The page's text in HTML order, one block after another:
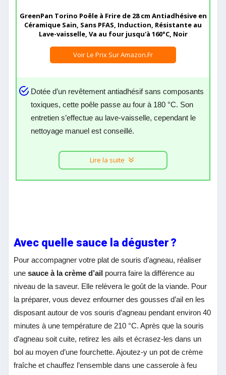
GreenPan Torino Poêle à Frire de 28 cm Antiadhésive en
Céramique Sain, Sans PFAS, Induction, Résistante au
Lave-vaisselle, Va au four jusqu'à 160°C, Noir
Voir Le Prix Sur Amazon.fr
Dotée d’un revêtement antiadhésif sans composants
toxiques, cette poêle passe au four à 180 °C. Son
entretien s’effectue au lave-vaisselle, cependant le
nettoyage manuel est conseillé.
Lire la suite
Avec quelle sauce la déguster ?
Pour accompagner votre plat de souris d’agneau, réaliser
unesauce à la crème d’ail pourra faire la différence au
niveau de la saveur. Elle relèvera le goût de la viande. Pour
la préparer, vous devez enfourner des gousses d’ail en les
disposant autour de vos souris d’agneau pendant environ 40
minutes à une température de 210 °C. Après que la souris
d’agneau soit cuite, retirez les ails et écrasez-les dans un
bol au moyen d’une fourchette. Ajoutez-y un pot de crème
fraîche et chauffez l’ensemble dans une casserole à feu